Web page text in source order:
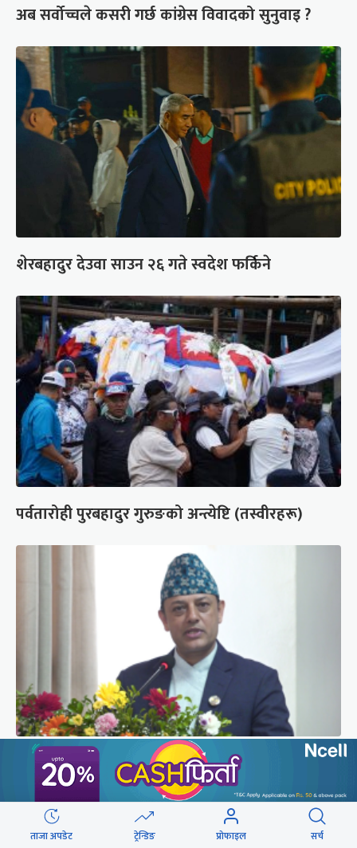
अब सर्वोच्चले कसरी गर्छ कांग्रेस विवादको सुनुवाइ ?
शेरबहादुर देउवा साउन २६ गते स्वदेश फर्किने
पर्वतारोही पुरबहादुर गुरुङको अन्त्येष्टि (तस्वीरहरू)
‘संसद्‍मा कालो चस्मा खोल्नू, बैठक चल्दा सेयर कारोबार
नगर्नू’
ताजा अपडेट ट्रेन्डिङ प्रोफाइल सर्च